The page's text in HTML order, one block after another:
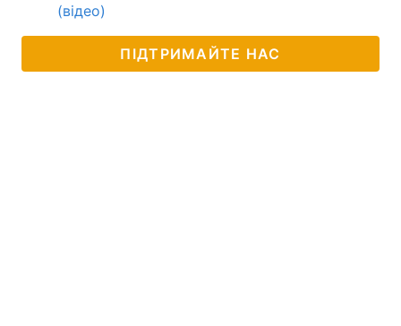
(відео)
ПІДТРИМАЙТЕ НАС